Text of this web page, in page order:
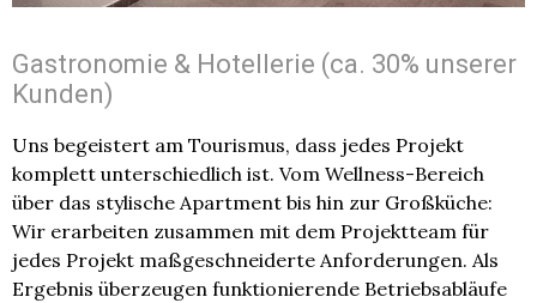
Gastronomie & Hotellerie (ca. 30% unserer
Kunden)
Uns begeistert am Tourismus, dass jedes Projekt
komplett unterschiedlich ist. Vom Wellness-Bereich
über das stylische Apartment bis hin zur Großküche:
Wir erarbeiten zusammen mit dem Projektteam für
jedes Projekt maßgeschneiderte Anforderungen. Als
Ergebnis überzeugen funktionierende Betriebsabläufe